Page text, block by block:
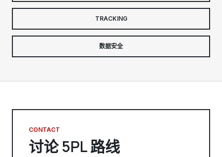
TRACKING
数据安全
CONTACT
讨论 5PL 路线